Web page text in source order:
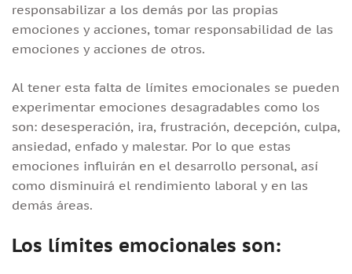
responsabilizar a los demás por las propias
emociones y acciones, tomar responsabilidad de las
emociones y acciones de otros.
Al tener esta falta de límites emocionales se pueden
experimentar emociones desagradables como los
son: desesperación, ira, frustración, decepción, culpa,
ansiedad, enfado y malestar. Por lo que estas
emociones influirán en el desarrollo personal, así
como disminuirá el rendimiento laboral y en las
demás áreas.
Los límites emocionales son: